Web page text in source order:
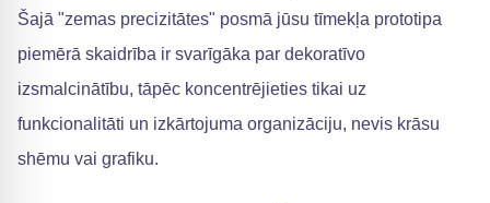
Šajā "zemas precizitātes" posmā jūsu tīmekļa prototipa
piemērā skaidrība ir svarīgāka par dekoratīvo
izsmalcinātību, tāpēc koncentrējieties tikai uz
funkcionalitāti un izkārtojuma organizāciju, nevis krāsu
shēmu vai grafiku.